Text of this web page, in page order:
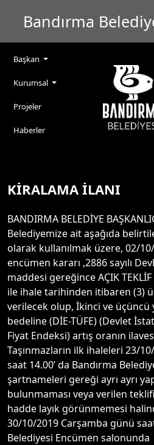
Bandırma
Başkan
Kurumsal
Projeler
Haberler
KİRALAMA İLANI
BANDIRMA BELEDİYE
Belediyemize ait aşağıda
olarak kullanılmak üzere, 02/
encümen kararı ,2886 sayılı
maddesi gereğince AÇIK
ile ihale tarihinden itibaren (3)
verilecek olup, İkinci ve üçüncü
bedeline (DİE-TÜFE) (Devlet
Fiyat Endeksi) artış oranın
Taşınmazların ilk ihaleleri 23/
saat 14.00’ da Bandırma
şartnameleri gereği ayrı ayrı
bulunmaması veya verilen
hadde layık görünmemesi
30/10/2019 Carşamba günü
Belediyesi Encümen salonunda